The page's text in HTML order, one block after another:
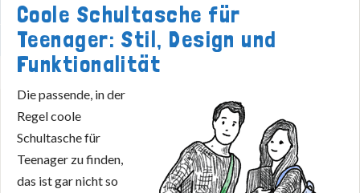
Coole Schultasche für
Teenager: Stil, Design und
Funktionalität
Die passende, in der
Regel coole
Schultasche für
Teenager zu finden,
das ist gar nicht so